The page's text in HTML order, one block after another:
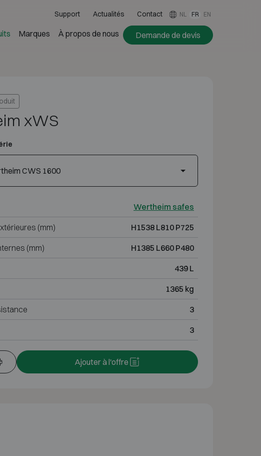
Support Actualités Contact NL FR EN
Marques À propos de nous Demande de devis
xWS
CWS 1600
Wertheim safes
(mm) H1538 L810 P725
(mm) H1385 L660 P480
439 L
1365 kg
3
3
Ajouter à l'offre